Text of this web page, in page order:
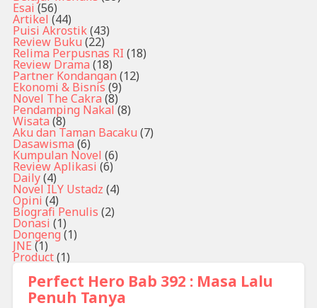
Esai (56)
Artikel (44)
Puisi Akrostik(43)
Review Buku (22)
Relima Perpusnas RI (18)
Review Drama (18)
Partner Kondangan (12)
Ekonomi & Bisnis (9)
Novel The Cakra (8)
Pendamping Nakal (8)
Wisata (8)
Aku dan Taman Bacaku (7)
Dasawisma (6)
Kumpulan Novel (6)
Review Aplikasi (6)
Daily(4)
Novel ILY Ustadz (4)
Opini (4)
Biografi Penulis (2)
Donasi (1)
Dongeng (1)
JNE (1)
Product(1)
Perfect Hero Bab 392 : Masa Lalu
Penuh Tanya